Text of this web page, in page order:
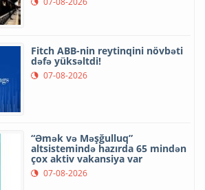
Fitch ABB-nin reytinqini növbəti
dəfə yüksəltdi!
07-08-2026
“Əmək və Məşğulluq”
altsistemində hazırda 65 mindən
çox aktiv vakansiya var
07-08-2026